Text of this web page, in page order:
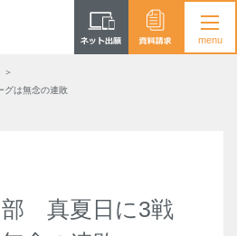
は無念の連敗
部 真夏日に3戦